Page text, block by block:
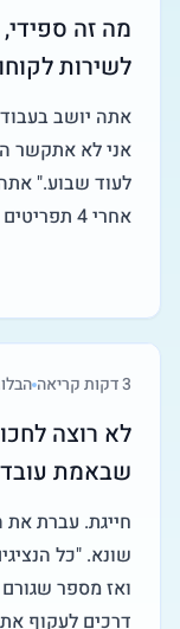
מה זה
לשירות
אתה יושב
אני לא אתקשר
לעוד שבוע."
אחרי 4 תפריטים ו-18 דקות של מוזיקת המתנה, אתה...
3דקות קריאה
לא רוצה
שבאמת
חייגת. עברת
שונא. "כל
ואז מספר
דרכים לעקוף